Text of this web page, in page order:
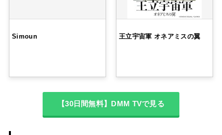
Simoun 王立宇宙軍 オネアミスの翼
【30日間無料】DMM TVで見る